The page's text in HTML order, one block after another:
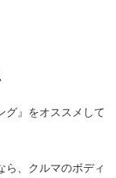
グ』をオススメして
ら、クルマのボディ